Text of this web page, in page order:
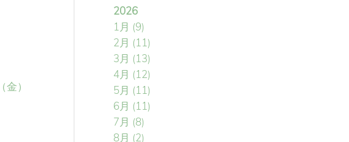
）
2026
1月 (9)
2月 (11)
3月 (13)
4月 (12)
5月 (11)
6月 (11)
7月 (8)
8月 (2)